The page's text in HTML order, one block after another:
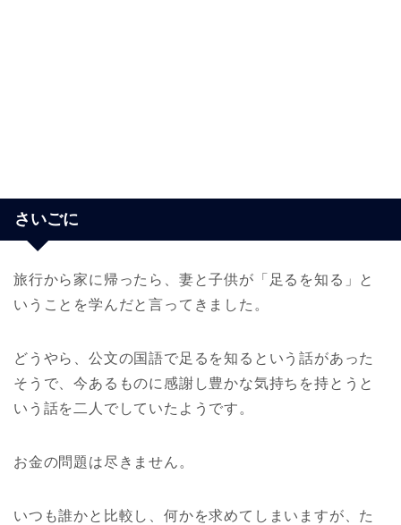
さいごに
旅行から家に帰ったら、妻と子供が「足るを知る」と
いうことを学んだと言ってきました。
どうやら、公文の国語で足るを知るという話があった
そうで、今あるものに感謝し豊かな気持ちを持とうと
いう話を二人でしていたようです。
お金の問題は尽きません。
いつも誰かと比較し、何かを求めてしまいますが、た